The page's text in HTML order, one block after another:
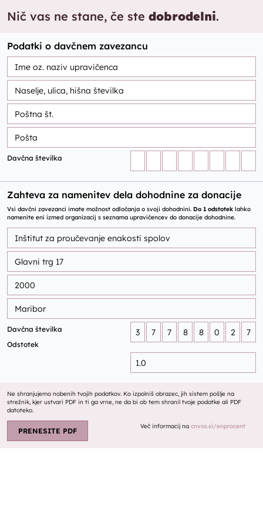
Nič vas ne stane, če ste dobrodelni.
Podatki o davčnem zavezancu
Davčna številka
Zahteva za namenitev dela dohodnine za donacije
Vsi davčni zavezanci imate možnost odločanja o svoji dohodnini. Do 1 odstotek lahko
namenite eni izmed organizacij s seznama upravičencev do donacije dohodnine.
Davčna številka
Odstotek
Ne shranjujemo nobenih tvojih podatkov. Ko izpolniš obrazec, jih sistem pošlje na
strežnik, kjer ustvari PDF in ti ga vrne, ne da bi ob tem shranil tvoje podatke ali PDF
datoteko.
PRENESITE PDF
Več informacij na cnvos.si/enprocent